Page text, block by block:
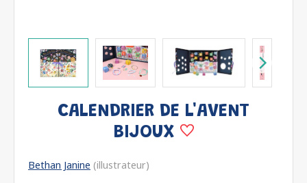
CALENDRIER DE L'AVENT
BIJOUX
Bethan Janine (illustrateur)